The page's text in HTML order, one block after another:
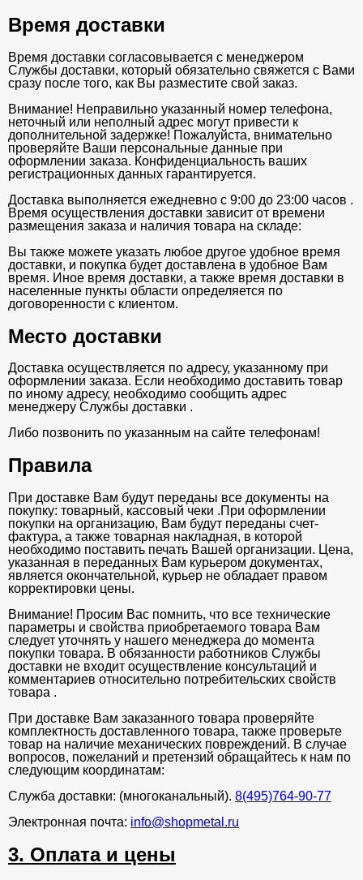
Время доставки
Время доставки согласовывается с менеджером
Службы доставки, который обязательно свяжется с Вами
сразу после того, как Вы разместите свой заказ.
Внимание! Неправильно указанный номер телефона,
неточный или неполный адрес могут привести к
дополнительной задержке! Пожалуйста, внимательно
проверяйте Ваши персональные данные при
оформлении заказа. Конфиденциальность ваших
регистрационных данных гарантируется.
Доставка выполняется ежедневно с 9:00 до 23:00 часов .
Время осуществления доставки зависит от времени
размещения заказа и наличия товара на складе:
Вы также можете указать любое другое удобное время
доставки, и покупка будет доставлена в удобное Вам
время. Иное время доставки, а также время доставки в
населенные пункты области определяется по
договоренности с клиентом.
Место доставки
Доставка осуществляется по адресу, указанному при
оформлении заказа. Если необходимо доставить товар
по иному адресу, необходимо сообщить адрес
менеджеру Службы доставки .
Либо позвонить по указанным на сайте телефонам!
Правила
При доставке Вам будут переданы все документы на
покупку: товарный, кассовый чеки .При оформлении
покупки на организацию, Вам будут переданы счет-
фактура, а также товарная накладная, в которой
необходимо поставить печать Вашей организации. Цена,
указанная в переданных Вам курьером документах,
является окончательной, курьер не обладает правом
корректировки цены.
Внимание! Просим Вас помнить, что все технические
параметры и свойства приобретаемого товара Вам
следует уточнять у нашего менеджера до момента
покупки товара. В обязанности работников Службы
доставки не входит осуществление консультаций и
комментариев относительно потребительских свойств
товара .
При доставке Вам заказанного товара проверяйте
комплектность доставленного товара, также проверьте
товар на наличие механических повреждений. В случае
вопросов, пожеланий и претензий обращайтесь к нам по
следующим координатам:
Служба доставки: (многоканальный). 8(495)764-90-77
Электронная почта: info@shopmetal.ru
3. Оплата и цены